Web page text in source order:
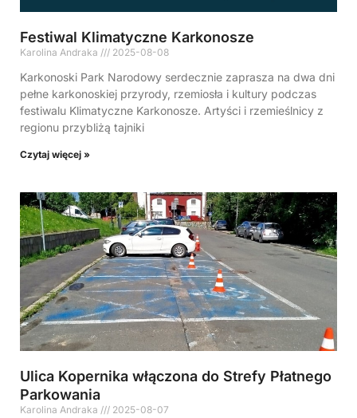
Festiwal Klimatyczne Karkonosze
Karolina Andraka 2025-08-08
Karkonoski Park Narodowy serdecznie zaprasza na dwa dni
pełne karkonoskiej przyrody, rzemiosła i kultury podczas
festiwalu Klimatyczne Karkonosze. Artyści i rzemieślnicy z
regionu przybliżą tajniki
Czytaj więcej »
Ulica Kopernika włączona do Strefy Płatnego
Parkowania
Karolina Andraka 2025-08-07